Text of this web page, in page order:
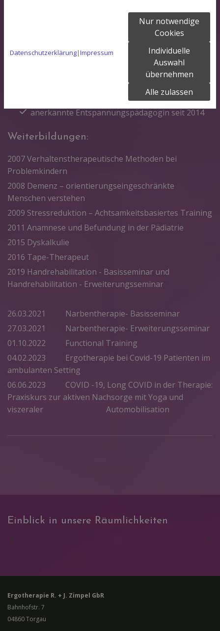
staatlich anerkannte Ergotherapeutin seit 2005
anerkannte Entspannungspädagogin seit 2014
Weiterbildungen:
2007 Verhaltenstherapeutische Methoden bei
Problemkindern
2008 Demenz – orientierungseingeschränkte
Menschen verstehen
2009 Stressreduktion – Achtsamkeitsbasiertes Training
2011 Anamnese und Befundung in der Pädiatrie
2015 Dyskalkulie
2016 Tape-Therapeut
2019 Handrehabilitation - Basisseminar und
Handrehabilitation - Erweiterungsseminar
26.03.2021 Narbentherapie- Basisseminar
27.03.2021 Narbentherapie- Erweiterungsseminar
01.10.2022 Functional Training
04.02.2023 Ergotherapie bei Covid-19 Patienten im
ambulanten Setting
06.06.2023 COVID -19, Long COVID in der Therapie:
Praxiskurs zur aktiven Nachsorge mit Yoga und
viszeraler Automobilisation
Einblick in unsere Räumlichkeiten
Ergotherapie R. + J. Zimpel GbR
Bahnhofstr. 7
04860Torgau
Datenschutzerklärung|Impressum
Nur notwendige
Cookies
Individuelle
Auswahl
übernehmen
Alle zulassen